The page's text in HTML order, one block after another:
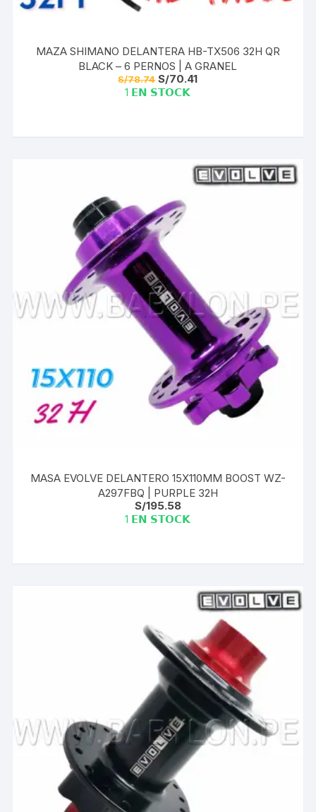
MAZA SHIMANO DELANTERA HB-TX506 32H QR
BLACK – 6 PERNOS | A GRANEL
S/78.74 El
precio
original
S/70.41El
1 𝗘𝗡 𝗦𝗧𝗢𝗖𝗞
MASA EVOLVE DELANTERO 15X110MM BOOST WZ-
A297FBQ | PURPLE 32H
S/195.58
1 𝗘𝗡 𝗦𝗧𝗢𝗖𝗞